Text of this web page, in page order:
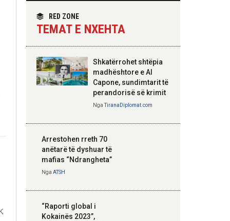
dypalësh
Hoxha takim me
zyrtarë të lartë të
DASH: Angazhim i
përbashkët për
strategjik
RED ZONE
TEMAT E NXEHTA
Shkatërrohet shtëpia
madhështore e Al
Capone, sundimtarit të
perandorisë së krimit
NgaTiranaDiplomat.com
Arrestohen rreth 70
anëtarë të dyshuar të
mafias “Ndrangheta”
Nga ATSH
“Raporti global i
Kokainës 2023”,